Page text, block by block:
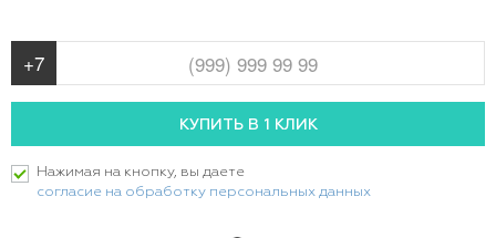
Нажимая на кнопку, вы даете
согласие на обработку персональных данных